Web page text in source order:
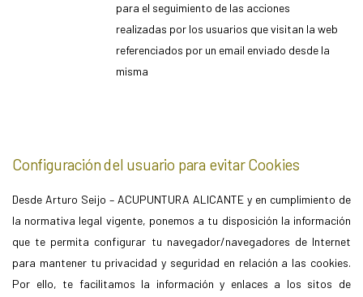
para el seguimiento de las acciones
realizadas por los usuarios que visitan la web
referenciados por un email enviado desde la
misma
Configuración del usuario para evitar Cookies
Desde Arturo Seijo – ACUPUNTURA ALICANTE y en cumplimiento de
la normativa legal vigente, ponemos a tu disposición la información
que te permita configurar tu navegador/navegadores de Internet
para mantener tu privacidad y seguridad en relación a las cookies.
Por ello, te facilitamos la información y enlaces a los sitos de